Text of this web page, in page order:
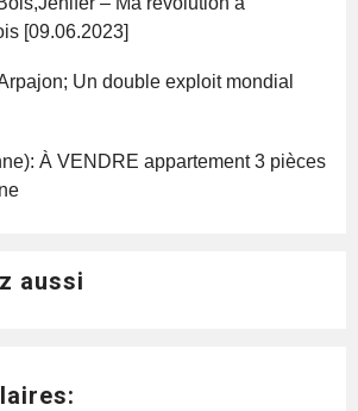
[09.06.2023]
Un double exploit mondial
À VENDRE appartement 3 pièces
aussi